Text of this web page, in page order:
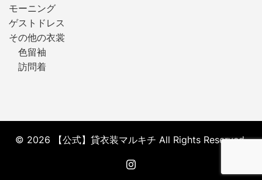
モーニング
ゲストドレス
その他の衣裳
色留袖
訪問着
© 2026 【公式】貸衣装マルキチ All Rights Reserved.